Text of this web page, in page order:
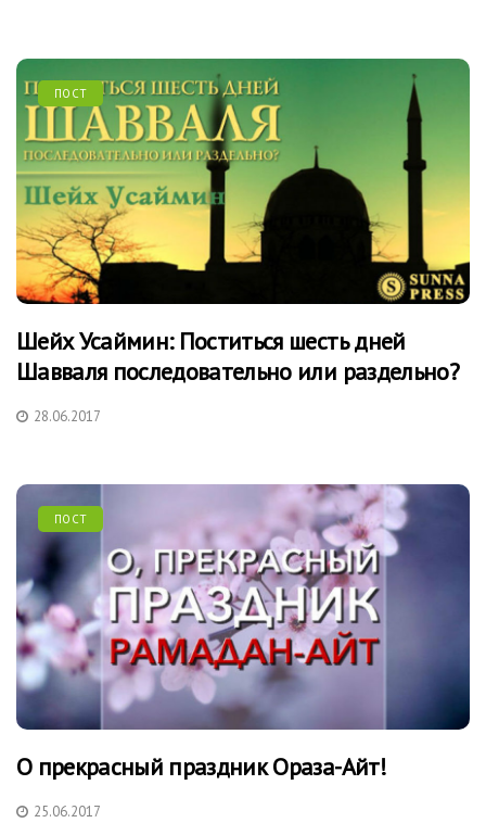
ПОСТ
Шейх Усаймин: Поститься шесть дней
Шавваля последовательно или раздельно?
28.06.2017
ПОСТ
О прекрасный праздник Ораза-Айт!
25.06.2017